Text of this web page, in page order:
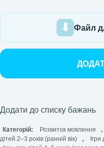
Файл
Додати до списку бажань
Категорій: Розвиток мовлення ,
дітей 2–3 років (ранній вік)
,